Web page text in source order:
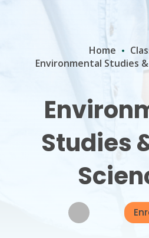
Home
Environmental Studies
Studies